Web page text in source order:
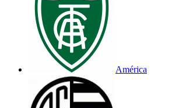
América